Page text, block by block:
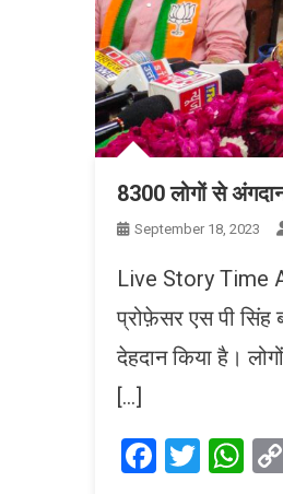
8300 लोगों से
September 18, 2023
Live Story Time
प्रोफ़ेसर एस पी
देहदान किया है।
[…]